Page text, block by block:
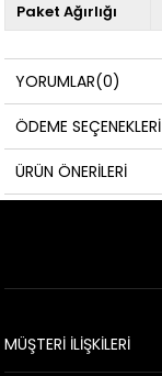
Paket Ağırlığı
YORUMLAR(0)
ÖDEME SEÇENEKLERI
ÜRÜN ÖNERILERI
MÜŞTERİ İLİŞKİLERİ